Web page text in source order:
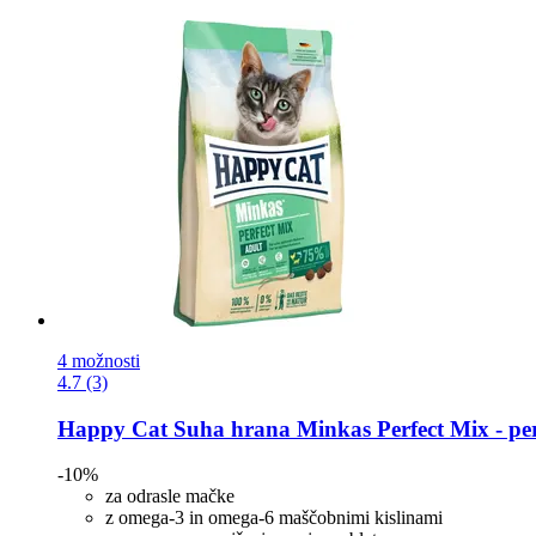
4 možnosti
4.7 (3)
Happy Cat Suha hrana Minkas Perfect Mix -​
-10%
za odrasle mačke
z omega-3 in omega-6 maščobnimi kislinami